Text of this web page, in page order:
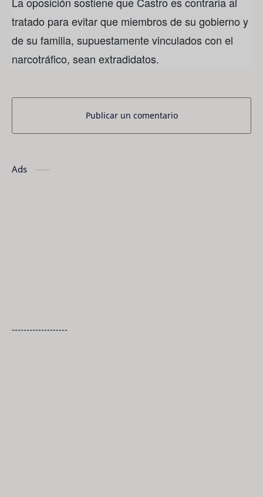
tratado para evitar que miembros de su gobierno y
de su familia, supuestamente vinculados con el
narcotráfico, sean extradidatos.
Publicar un comentario
Ads
-------------------